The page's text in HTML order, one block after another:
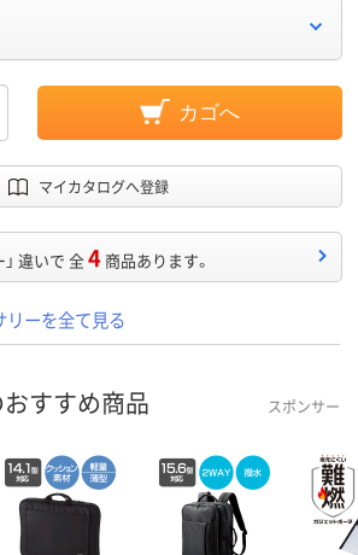
カゴへ
マイカタログへ登録
」 違いで 全4 商品あります。
リーを全て見る
すすめ商品 スポンサー